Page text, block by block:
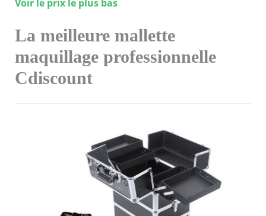
Voir le prix le plus bas
La meilleure mallette
maquillage professionnelle
Cdiscount